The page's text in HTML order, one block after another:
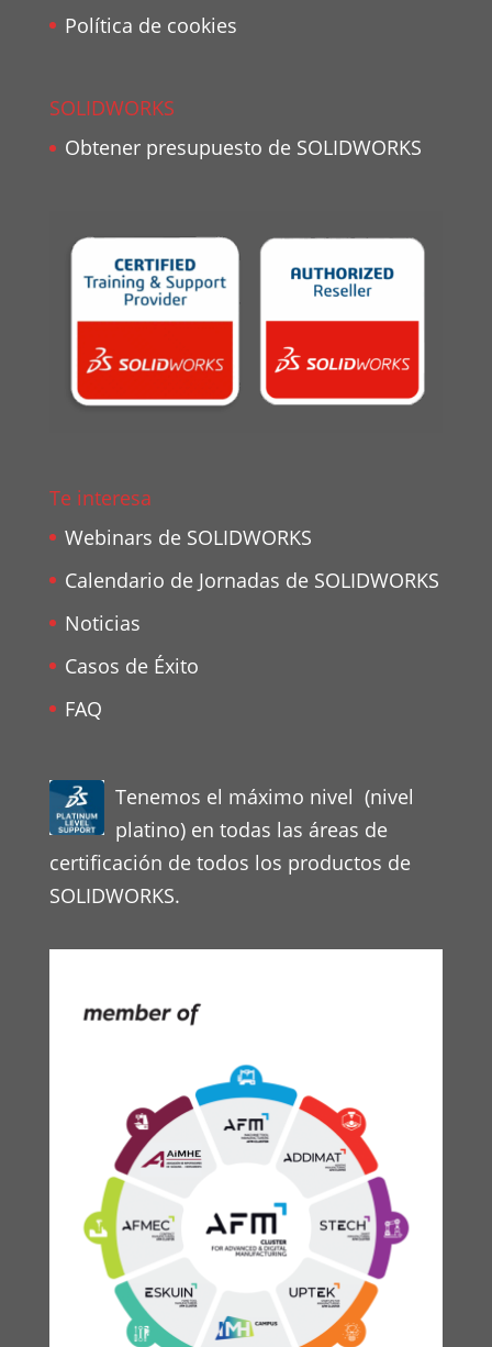
Política de cookies
SOLIDWORKS
Obtener presupuesto de SOLIDWORKS
Te interesa
Webinars de SOLIDWORKS
Calendario de Jornadas de SOLIDWORKS
Noticias
Casos de Éxito
FAQ
Tenemos el máximo nivel (nivel
platino) en todas las áreas de
certificación de todos los productos de
SOLIDWORKS.